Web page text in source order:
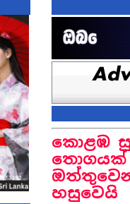
කොළඹ
තොගයක්
හසුවෙයි